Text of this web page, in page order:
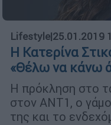
Lifestyle|25.01.2019
Η Κατερίνα
«Θέλω να κάνω
Η πρόκληση στο
στον ΑΝΤ1, ο
της και το